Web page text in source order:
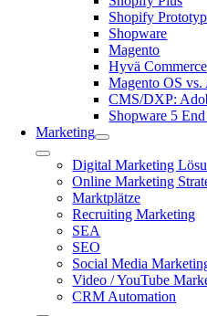
Shopify Prototyp
Shopware
Magento
Hyvä Commerce
Magento OS vs.
CMS/DXP:
Shopware 5
Marketing
Toggle
Navigation
Digital Marketing
Online Marketing
Marktplätze
Recruiting Marketing
SEA
SEO
Social Media
Video / YouTube
CRM Automation